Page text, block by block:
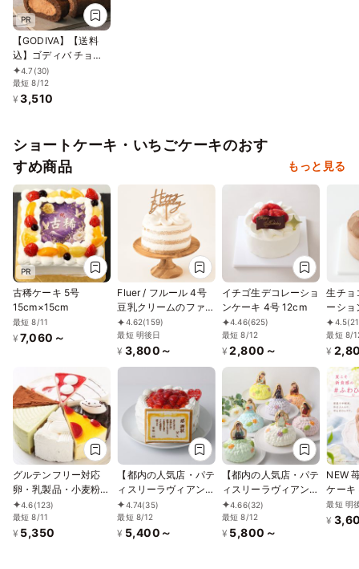
PR
【GODIVA】【送料
込】ゴディバ チョコ
レートロールケーキ
お中元2026
4.7 (30)
最短 8/12
¥ 3,510
ショートケーキ・いちごケーキのおす
すめ商品
もっと見る
PR
古稀ケーキ 5号
15cm×15cm
最短 8/11
¥ 7,060～
Fluer / フルール 4号
豆乳クリームのファー
ストバースデーケーキ
ケーキトッパー付き
グルテンフリー 小
麦・乳不使用
4.62(159)
最短 明後日
¥ 3,800～
イチゴ生デコレーショ
ンケーキ 4号 12cm
4.46(625)
最短 8/12
¥ 2,800～
生チョ
ーショ
12cm
4.5
最短 8/
¥
グルテンフリー対応
卵・乳製品・小麦粉不
使用 よりどり８種の
ホールケーキ 5号
15cm
4.6(123)
最短 8/11
¥ 5,350
【都内の人気店・パテ
ィスリーラヴィアンレ
ーヴ】感謝状ケーキ♪
ショートケーキ 4号
4.74(35)
最短 8/12
¥ 5,400～
【都内の人気店・パテ
ィスリーラヴィアンレ
ーヴ】ママドールケー
キ 4号 衣装に合わせ
て7色からお選びいた
4.66(32)
最短 8/12
¥ 5,800～
NEW
ケーキ
産チョ
ろける
最短 明
¥